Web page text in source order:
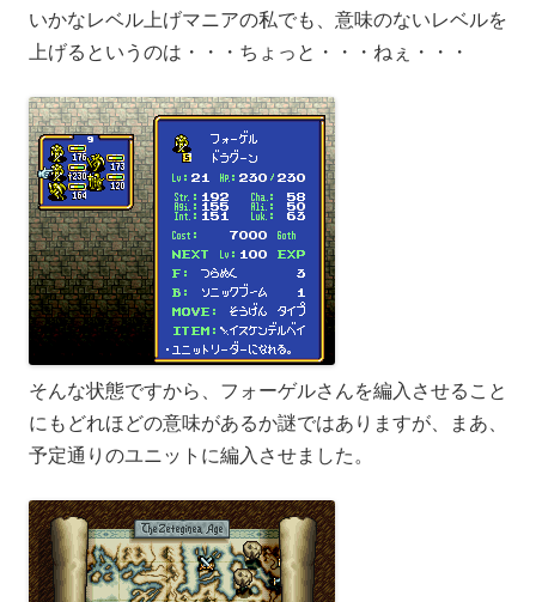
いかなレベル上げマニアの私でも、意味のないレベルを
上げるというのは・・・ちょっと・・・ねぇ・・・
そんな状態ですから、フォーゲルさんを編入させること
にもどれほどの意味があるか謎ではありますが、まあ、
予定通りのユニットに編入させました。